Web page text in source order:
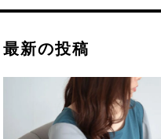
最新の投稿